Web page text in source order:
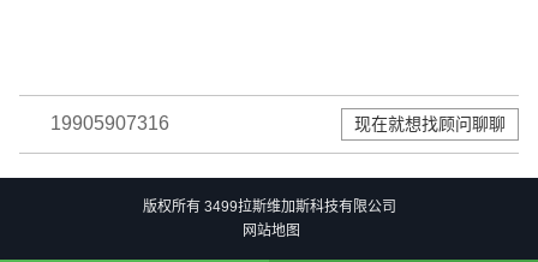
19905907316 现在就想找顾问聊聊
版权所有 3499拉斯维加斯科技有限公司
网站地图